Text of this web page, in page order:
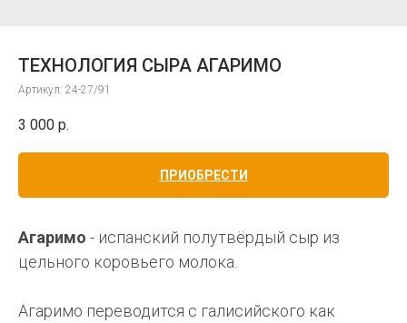
ТЕХНОЛОГИЯ СЫРА АГАРИМО
Артикул: 24-27/91
3 000 р.
ПРИОБРЕСТИ
Агаримо - испанский полутвёрдый сыр из
цельного коровьего молока.
Агаримо переводится с галисийского как